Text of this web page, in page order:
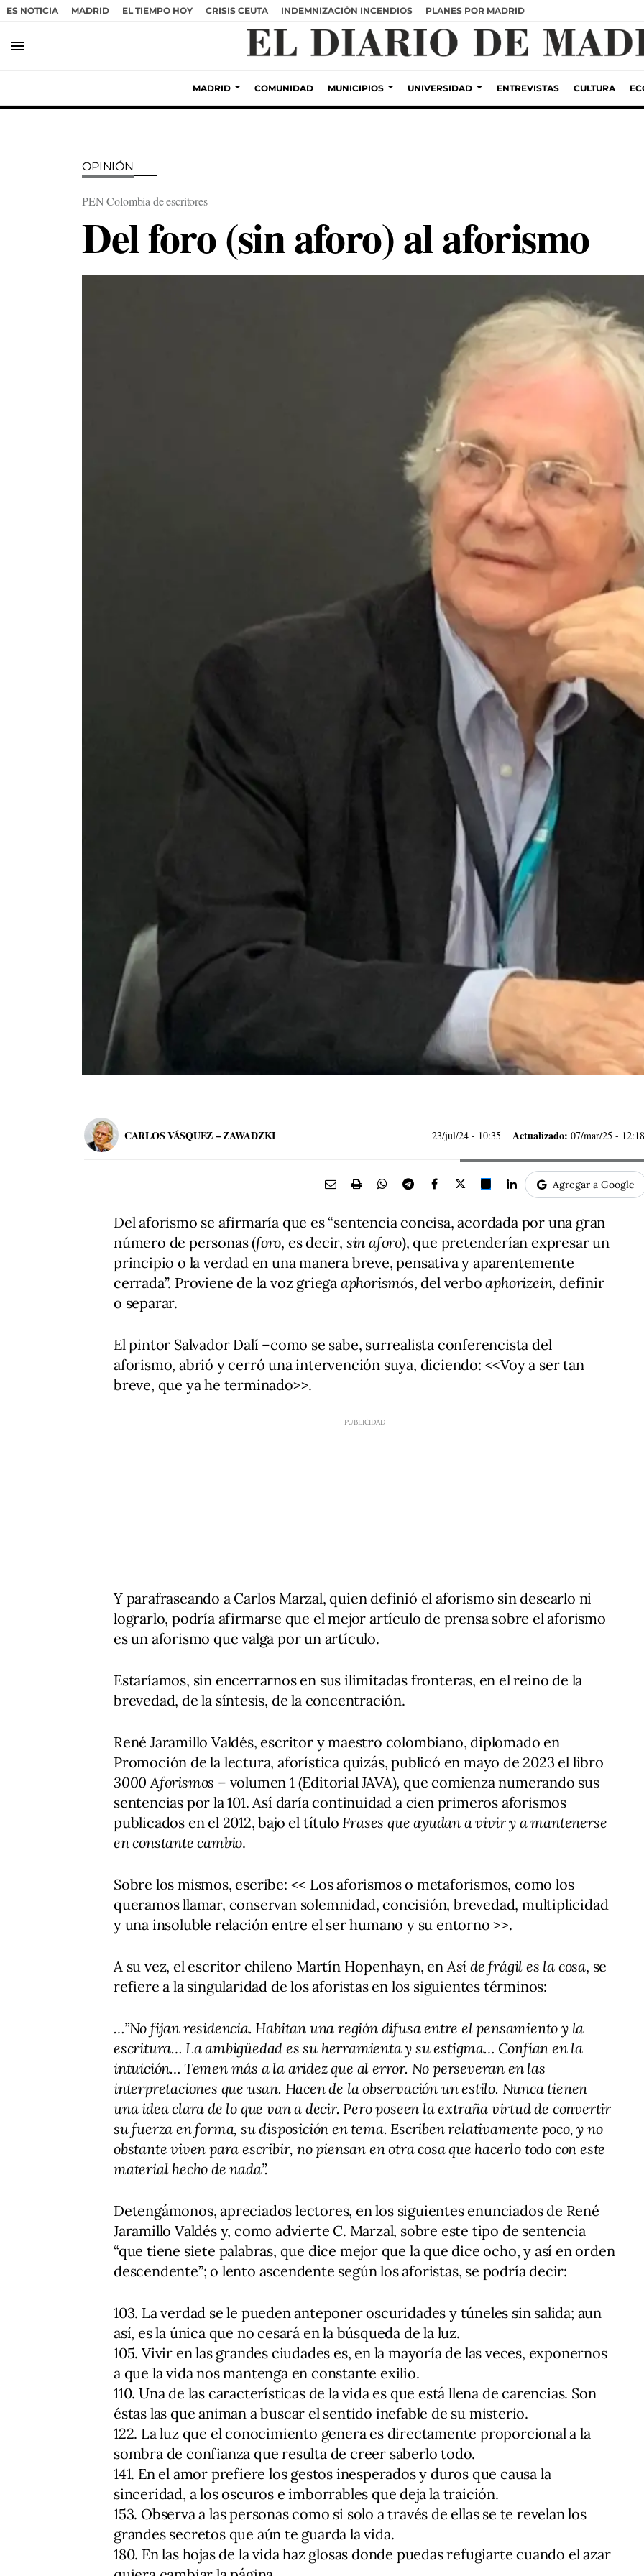
ES NOTICIA MADRID EL TIEMPO HOY CRISIS CEUTA INDEMNIZACIÓN INCENDIOS PLANES POR MADRID
menu
MADRID COMUNIDAD MUNICIPIOS UNIVERSIDAD ENTREVISTAS CULTURA
OPINIÓN
PEN Colombia de escritores
Del foro (sin aforo) al aforismo
CARLOS VÁSQUEZ – ZAWADZKI 23/jul/24 - 10:35 Actualizado: 07/mar/25 - 12:18
Agregar a Google
Del aforismo se afirmaría que es “sentencia concisa, acordada por una gran
número de personas (foro, es decir, sin aforo), que pretenderían expresar un
principio o la verdad en una manera breve, pensativa y aparentemente
cerrada”. Proviene de la voz griega aphorismós, del verboaphorizein, definir
o separar.
El pintor Salvador Dalí –como se sabe, surrealista conferencista del
aforismo, abrió y cerró una intervención suya, diciendo: <<Voy a ser tan
breve, que ya he terminado>>.
Y parafraseando a Carlos Marzal, quien definió el aforismo sin desearlo ni
lograrlo, podría afirmarse que el mejor artículo de prensa sobre el aforismo
es un aforismo que valga por un artículo.
Estaríamos, sin encerrarnos en sus ilimitadas fronteras, en el reino de la
brevedad, de la síntesis, de la concentración.
René Jaramillo Valdés, escritor y maestro colombiano, diplomado en
Promoción de la lectura, aforística quizás, publicó en mayo de 2023 el libro
3000 Aforismos – volumen 1 (Editorial JAVA), que comienza numerando sus
sentencias por la 101. Así daría continuidad a cien primeros aforismos
publicados en el 2012, bajo el títuloFrases que ayudan a vivir y a mantenerse
en constante cambio.
Sobre los mismos, escribe: << Los aforismos o metaforismos, como los
queramos llamar, conservan solemnidad, concisión, brevedad, multiplicidad
y una insoluble relación entre el ser humano y su entorno >>.
A su vez, el escritor chileno Martín Hopenhayn, enAsí de frágil es la cosa, se
refiere a la singularidad de los aforistas en los siguientes términos:
…”No fijan residencia. Habitan una región difusa entre el pensamiento y la
escritura… La ambigüedad es su herramienta y su estigma… Confían en la
intuición… Temen más a la aridez que al error. No perseveran en las
interpretaciones que usan. Hacen de la observación un estilo. Nunca tienen
una idea clara de lo que van a decir. Pero poseen la extraña virtud de convertir
su fuerza en forma, su disposición en tema. Escriben relativamente poco, y no
obstante viven para escribir, no piensan en otra cosa que hacerlo todo con este
material hecho de nada”.
Detengámonos, apreciados lectores, en los siguientes enunciados de René
Jaramillo Valdés y, como advierte C. Marzal, sobre este tipo de sentencia
“que tiene siete palabras, que dice mejor que la que dice ocho, y así en orden
descendente”; o lento ascendente según los aforistas, se podría decir:
103. La verdad se le pueden anteponer oscuridades y túneles sin salida; aun
así, es la única que no cesará en la búsqueda de la luz.
105. Vivir en las grandes ciudades es, en la mayoría de las veces, exponernos
a que la vida nos mantenga en constante exilio.
110. Una de las características de la vida es que está llena de carencias. Son
éstas las que animan a buscar el sentido inefable de su misterio.
122. La luz que el conocimiento genera es directamente proporcional a la
sombra de confianza que resulta de creer saberlo todo.
141. En el amor prefiere los gestos inesperados y duros que causa la
sinceridad, a los oscuros e imborrables que deja la traición.
153. Observa a las personas como si solo a través de ellas se te revelan los
grandes secretos que aún te guarda la vida.
180. En las hojas de la vida haz glosas donde puedas refugiarte cuando el azar